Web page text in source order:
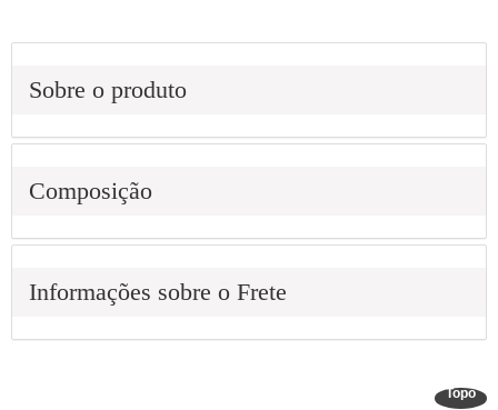
Sobre o produto
Composição
Informações sobre o Frete
Topo